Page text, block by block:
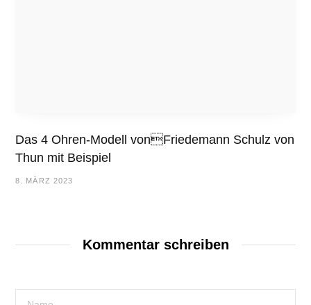
Das 4 Ohren-Modell vonFriedemann Schulz von
Thun mit Beispiel
8. MÄRZ 2023
Kommentar schreiben